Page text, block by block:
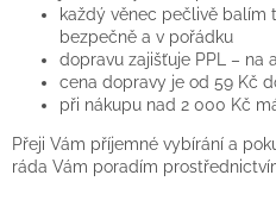
Časté
dotazy
(FAQ)
mně
každý věnec pečlivě balím
bezpečně a v pořádku
dopravu zajišťuje PPL – na
cena dopravy je od 59 Kč
při nákupu nad 2 000 Kč
Přeji Vám příjemné vybírání a
ráda Vám poradím